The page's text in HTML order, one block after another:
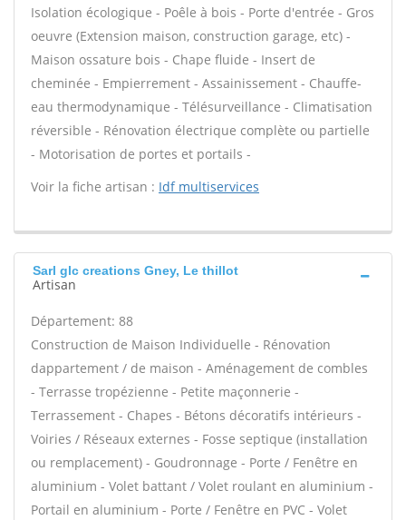
Isolation écologique - Poêle à bois - Porte d'entrée - Gros
oeuvre (Extension maison, construction garage, etc) -
Maison ossature bois - Chape fluide - Insert de
cheminée - Empierrement - Assainissement - Chauffe-
eau thermodynamique - Télésurveillance - Climatisation
réversible - Rénovation électrique complète ou partielle
- Motorisation de portes et portails -
Voir la fiche artisan : Idf multiservices
Sarl glc creations Gney, Le thillot
Artisan
Département: 88
Construction de Maison Individuelle - Rénovation
dappartement / de maison - Aménagement de combles
- Terrasse tropézienne - Petite maçonnerie -
Terrassement - Chapes - Bétons décoratifs intérieurs -
Voiries / Réseaux externes - Fosse septique (installation
ou remplacement) - Goudronnage - Porte / Fenêtre en
aluminium - Volet battant / Volet roulant en aluminium -
Portail en aluminium - Porte / Fenêtre en PVC - Volet